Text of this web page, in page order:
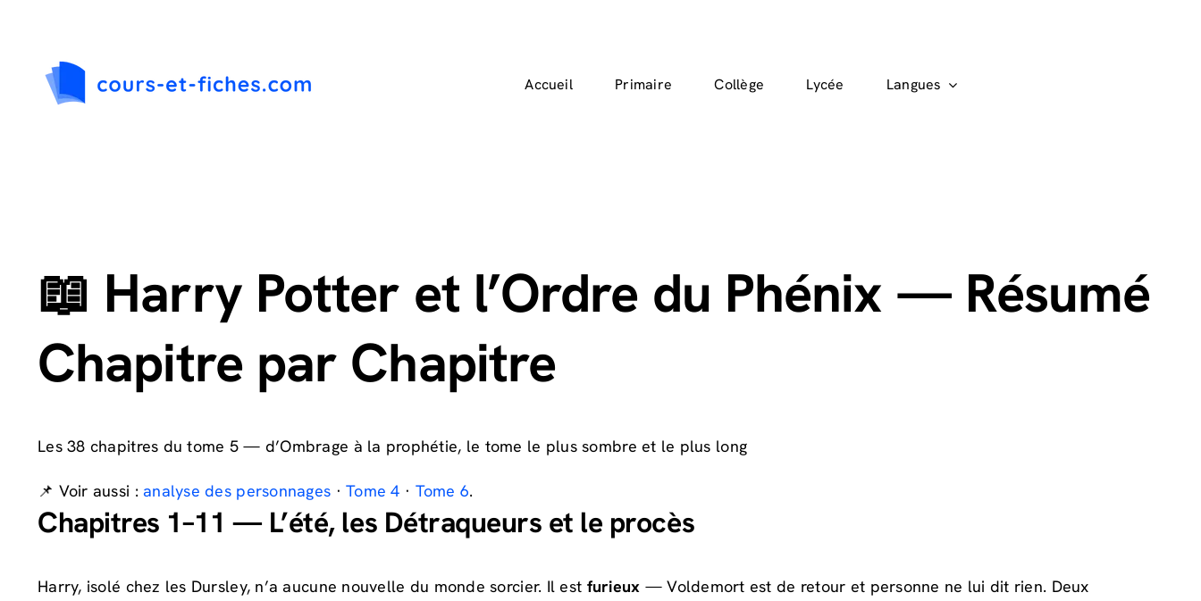
contenu
Accueil Primaire Collège Lycée Langues
📖 Harry Potter et l’Ordre du Phénix — Résumé
Chapitre par Chapitre
Les 38 chapitres du tome 5 — d’Ombrage à la prophétie, le tome le plus sombre et le plus long
📌 Voir aussi : analyse des personnages ·Tome 4 · Tome 6.
Chapitres 1–11 — L’été, les Détraqueurs et le procès
Harry, isolé chez les Dursley, n’a aucune nouvelle du monde sorcier. Il est furieux — Voldemort est de retour et personne ne lui dit rien. Deux